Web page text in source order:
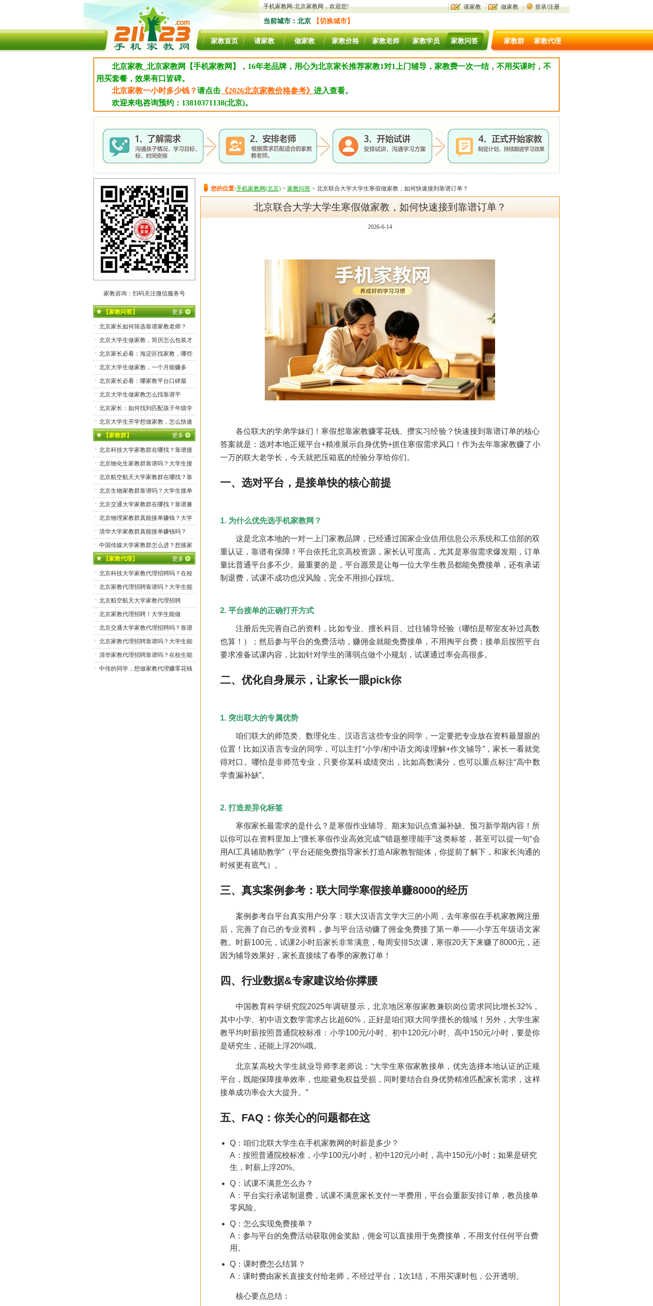
请家教 做家教 登录/注册
手机家教网-北京家教网，欢迎您!
当前城市：北京 【切换城市】
家教首页 请家教 做家教 家教价格 家教老师 家教学员 家教问答 家教代理
家教群
北京家教_北京家教网【手机家教网】，16年老品牌，用心为北京家长推荐家教1对1上门辅导，家教费一次一结，不用买课时，不
用买套餐，效果有口皆碑。
北京家教一小时多少钱？请点击 《2026北京家教价格参考》 进入查看。
欢迎来电咨询预约：13810371138(北京)。
您的位置:手机家教网(北京) > 家教问答 > 北京联合大学大学生寒假做家教，如何快速接到靠谱订单？
北京联合大学大学生寒假做家教，如何快速接到靠谱订单？
2026-6-14
各位联大的学弟学妹们！寒假想靠家教赚零花钱、攒实习经验？快速接到靠谱订单的核心
答案就是：选对本地正规平台+精准展示自身优势+抓住寒假需求风口！作为去年靠家教赚了小
一万的联大老学长，今天就把压箱底的经验分享给你们。
一、选对平台，是接单快的核心前提
1. 为什么优先选手机家教网？
这是北京本地的一对一上门家教品牌，已经通过国家企业信用信息公示系统和工信部的双
重认证，靠谱有保障！平台依托北京高校资源，家长认可度高，尤其是寒假需求爆发期，订单
量比普通平台多不少。最重要的是，平台愿景是让每一位大学生教员都能免费接单，还有承诺
制退费，试课不成功也没风险，完全不用担心踩坑。
2. 平台接单的正确打开方式
注册后先完善自己的资料，比如专业、擅长科目、过往辅导经验（哪怕是帮室友补过高数
也算！）；然后参与平台的免费活动，赚佣金就能免费接单，不用掏平台费；接单后按照平台
要求准备试课内容，比如针对学生的薄弱点做个小规划，试课通过率会高很多。
二、优化自身展示，让家长一眼pick你
1. 突出联大的专属优势
咱们联大的师范类、数理化生、汉语言这些专业的同学，一定要把专业放在资料最显眼的
位置！比如汉语言专业的同学，可以主打“小学/初中语文阅读理解+作文辅导”，家长一看就觉
得对口。哪怕是非师范专业，只要你某科成绩突出，比如高数满分，也可以重点标注“高中数
学查漏补缺”。
2. 打造差异化标签
寒假家长最需求的是什么？是寒假作业辅导、期末知识点查漏补缺、预习新学期内容！所
以你可以在资料里加上“擅长寒假作业高效完成”“错题整理能手”这类标签，甚至可以提一句“会
用AI工具辅助教学”（平台还能免费指导家长打造AI家教智能体，你提前了解下，和家长沟通的
时候更有底气）。
三、真实案例参考：联大同学寒假接单赚8000的经历
案例参考自平台真实用户分享：联大汉语言文学大三的小周，去年寒假在手机家教网注册
后，完善了自己的专业资料，参与平台活动赚了佣金免费接了第一单——小学五年级语文家
教。时薪100元，试课2小时后家长非常满意，每周安排5次课，寒假20天下来赚了8000元，还
因为辅导效果好，家长直接续了春季的家教订单！
四、行业数据&专家建议给你撑腰
中国教育科学研究院2025年调研显示，北京地区寒假家教兼职岗位需求同比增长32%，
其中小学、初中语文数学需求占比超60%，正好是咱们联大同学擅长的领域！另外，大学生家
教平均时薪按照普通院校标准：小学100元/小时、初中120元/小时、高中150元/小时，要是你
是研究生，还能上浮20%哦。
北京某高校大学生就业导师李老师说：“大学生寒假家教接单，优先选择本地认证的正规
平台，既能保障接单效率，也能避免权益受损，同时要结合自身优势精准匹配家长需求，这样
接单成功率会大大提升。”
五、FAQ：你关心的问题都在这
Q：咱们北联大学生在手机家教网的时薪是多少？
A：按照普通院校标准，小学100元/小时，初中120元/小时，高中150元/小时；如果是研究
生，时薪上浮20%。
Q：试课不满意怎么办？
A：平台实行承诺制退费，试课不满意家长支付一半费用，平台会重新安排订单，教员接单
零风险。
Q：怎么实现免费接单？
A：参与平台的免费活动获取佣金奖励，佣金可以直接用于免费接单，不用支付任何平台费
用。
Q：课时费怎么结算？
A：课时费由家长直接支付给老师，不经过平台，1次1结，不用买课时包，公开透明。
核心要点总结：
家教咨询：扫码关注微信服务号
【家教问答】 更多
北京家长如何筛选靠谱家教老师？
北京大学生做家教，简历怎么包装才
拿高单？
北京家长必看：海淀区找家教，哪些
平台靠谱又实惠？
北京大学生做家教，一个月能赚多
少？
北京家长必看：哪家教平台口碑最
好、老师最靠谱？
北京大学生做家教怎么找靠谱平
台？
北京家长：如何找到匹配孩子年级学
科的专属家教？
北京大学生开学想做家教，怎么快速
接到本地订单？
【家教群】 更多
北京科技大学家教群在哪找？靠谱接
单渠道有吗？
北京物化生家教群靠谱吗？大学生接
单真实体验分享
北京航空航天大学家教群在哪找？靠
谱接单渠道有吗？
北京生物家教群靠谱吗？大学生接单
真实体验分享
北京交通大学家教群在哪找？靠谱兼
职群真有吗？
北京物理家教群真能接单赚钱？大学
生亲测靠谱吗？
清华大学家教群真能接单赚钱吗？
中国传媒大学家教群怎么进？想接家
教单的看这里！
【家教代理】 更多
北京科技大学家教代理招聘吗？在校
生能做吗？
北京家教代理招聘靠谱吗？大学生能
做吗？
北京航空航天大学家教代理招聘
吗？
北京家教代理招聘！大学生能做
吗？
北京交通大学家教代理招聘吗？靠谱
吗？
北京家教代理招聘靠谱吗？大学生能
做吗？
清华家教代理招聘靠谱吗？在校生能
做吗？
中传的同学，想做家教代理赚零花钱